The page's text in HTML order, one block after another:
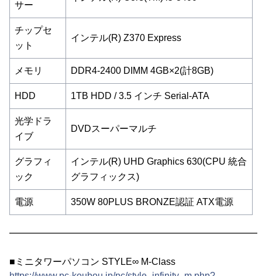
サー
チップセ
ット
インテル(R) Z370 Express
メモリ DDR4-2400 DIMM 4GB×2(計8GB)
HDD 1TB HDD / 3.5 インチ Serial-ATA
光学ドラ
イブ
DVDスーパーマルチ
グラフィ
ック
インテル(R) UHD Graphics 630(CPU 統合
グラフィックス)
電源 350W 80PLUS BRONZE認証 ATX電源
■ミニタワーパソコン STYLE∞ M-Class